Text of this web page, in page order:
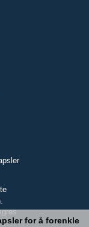
for å forenkle